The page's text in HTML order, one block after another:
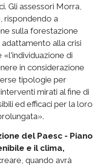
Gli assessori Morra,
rispondendo a
sulla forestazione
alla crisi
di
in considerazione
tipologie per
mirati al fine di
ed efficaci per la loro
del Paesc - Piano
e il clima,
quando avrà